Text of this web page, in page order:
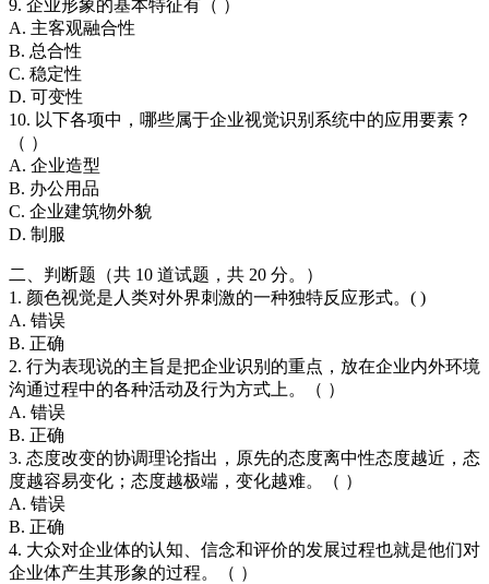
9. 企业形象的基本特征有（ ）
A. 主客观融合性
B. 总合性
C. 稳定性
D. 可变性
10. 以下各项中，哪些属于企业视觉识别系统中的应用要素？
（ ）
A. 企业造型
B. 办公用品
C. 企业建筑物外貌
D. 制服
二、判断题（共 10 道试题，共 20 分。）
1. 颜色视觉是人类对外界刺激的一种独特反应形式。( )
A. 错误
B. 正确
2. 行为表现说的主旨是把企业识别的重点，放在企业内外环境
沟通过程中的各种活动及行为方式上。（ ）
A. 错误
B. 正确
3. 态度改变的协调理论指出，原先的态度离中性态度越近，态
度越容易变化；态度越极端，变化越难。（ ）
A. 错误
B. 正确
4. 大众对企业体的认知、信念和评价的发展过程也就是他们对
企业体产生其形象的过程。（ ）